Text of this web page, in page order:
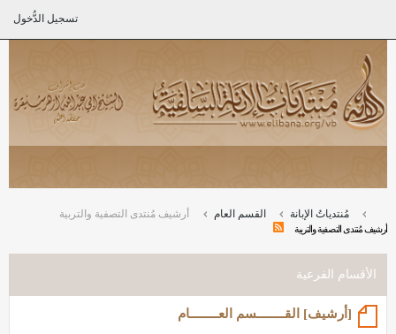
تسجيل الدُّخول
مُنتدياتُ الإبانة القسم العام أرشيف مُنتدى التصفية والتربية
أرشيف مُنتدى التصفية والتربية
الأقسام الفرعية
[أرشيف] القــــــــسم العــــــــام